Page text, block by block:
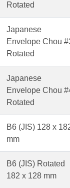
Rotated
Japanese
Envelope Chou
Rotated
Japanese
Envelope Chou
Rotated
B6 (JIS) 128 x
mm
B6 (JIS) Rotated
182 x 128 mm